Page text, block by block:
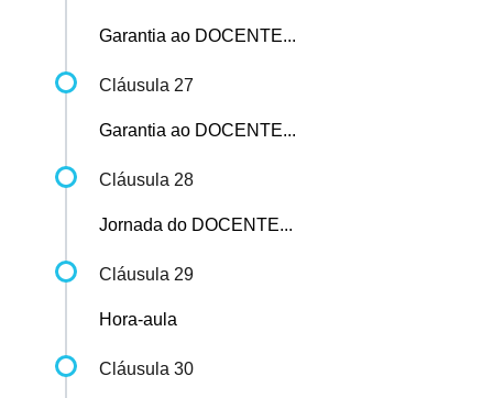
Garantia ao DOCENTE...
Cláusula 27
Garantia ao DOCENTE...
Cláusula 28
Jornada do DOCENTE...
Cláusula 29
Hora-aula
Cláusula 30